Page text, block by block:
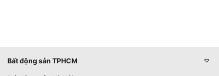
Bất động sản TPHCM